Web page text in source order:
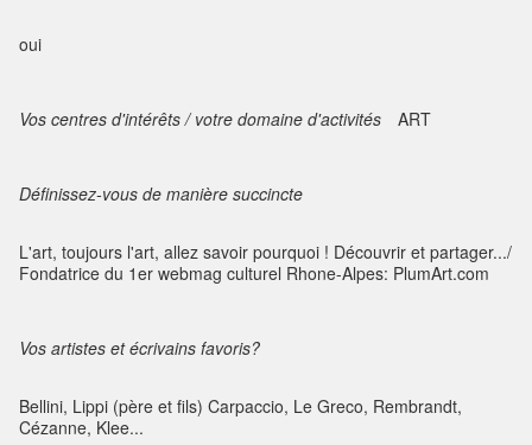
oui
Vos centres d'intérêts / votre domaine d'activités ART
Définissez-vous de manière succincte
L'art, toujours l'art, allez savoir pourquoi ! Découvrir et partager.../
Fondatrice du 1er webmag culturel Rhone-Alpes: PlumArt.com
Vos artistes et écrivains favoris?
Bellini, Lippi (père et fils) Carpaccio, Le Greco, Rembrandt,
Cézanne, Klee...